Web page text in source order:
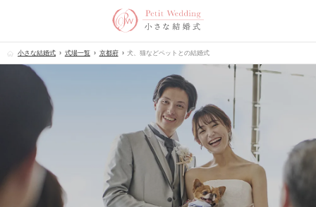
小さな結婚式 式場一覧 京都府 犬、猫などペットとの結婚式